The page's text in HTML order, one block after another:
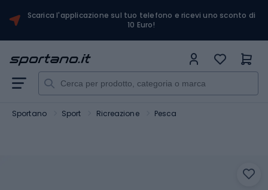
Scarica l'applicazione sul tuo telefono e ricevi uno sconto di
10 Euro!
Sportano Sport Ricreazione Pesca